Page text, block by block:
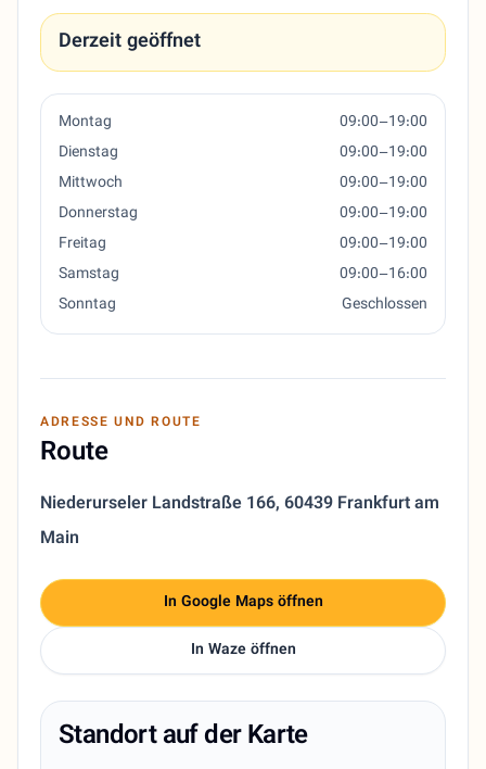
Derzeit geöffnet
Montag
09:00–19:00
Dienstag
09:00–19:00
Mittwoch
09:00–19:00
Donnerstag
09:00–19:00
Freitag
09:00–19:00
Samstag
09:00–16:00
Sonntag
Geschlossen
ADRESSE UND ROUTE
Route
Niederurseler Landstraße 166, 60439 Frankfurt am
Main
In Google Maps öffnen
In Waze öffnen
Standort auf der Karte